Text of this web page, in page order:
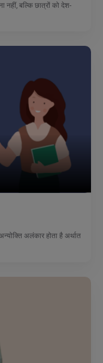
नहीं, बल्कि छात्रों को देश-
अलंकार होता है अर्थात